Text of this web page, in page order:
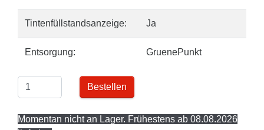
Tintenfüllstandsanzeige: Ja
Entsorgung: GruenePunkt
Bestellen
Momentan nicht an Lager. Frühestens ab 08.08.2026